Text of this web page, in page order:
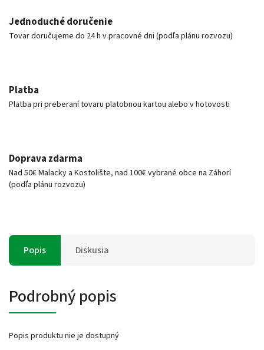
Jednoduché doručenie
Tovar doručujeme do 24 h v pracovné dni (podľa plánu rozvozu)
Platba
Platba pri preberaní tovaru platobnou kartou alebo v hotovosti
Doprava zdarma
Nad 50€ Malacky a Kostolište, nad 100€ vybrané obce na Záhorí
(podľa plánu rozvozu)
Popis Diskusia
Podrobný popis
Popis produktu nie je dostupný